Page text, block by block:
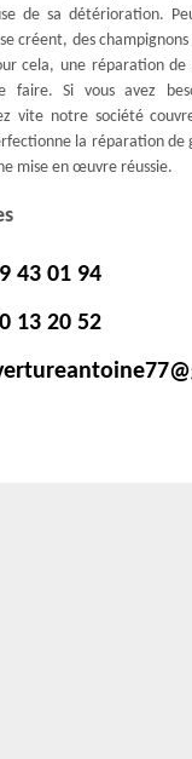
de sa détérioration.
créent, des
cela, une réparation de
faire. Si vous avez
vite notre société
la réparation de
mise en œuvre réussie.
43 01 94
13 20 52